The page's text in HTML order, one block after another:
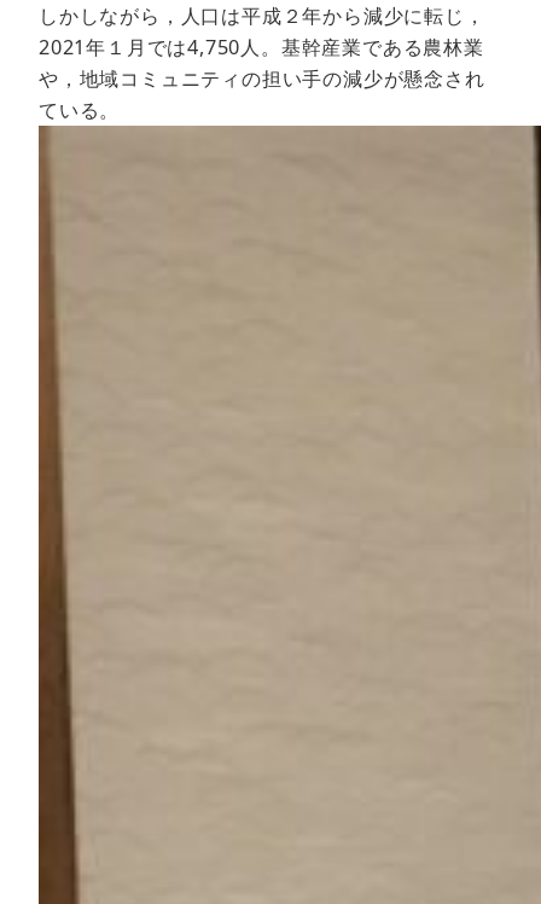
しかしながら，人口は平成２年から減少に転じ，
2021年１月では4,750人。基幹産業である農林業
や，地域コミュニティの担い手の減少が懸念され
ている。